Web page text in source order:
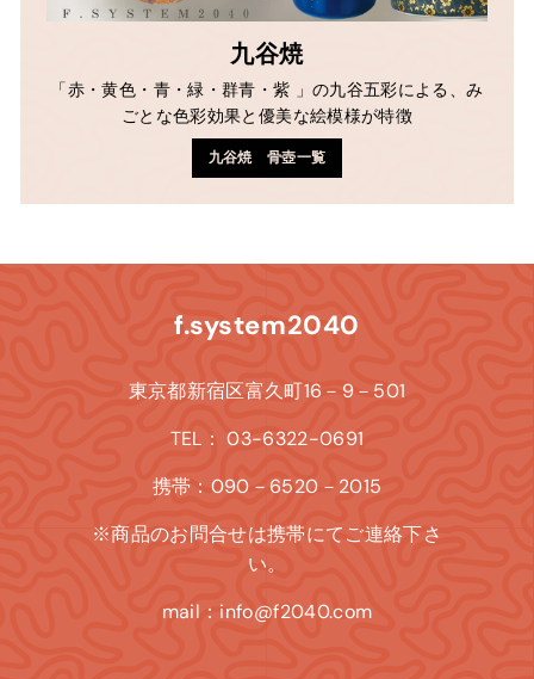
九谷焼
「赤・黄色・青・緑・群青・紫 」の九谷五彩による、み
ごとな色彩効果と優美な絵模様が特徴
九谷焼 骨壺一覧
f.system2040
東京都新宿区富久町16－9－501
TEL： 03-6322-0691
携帯：090－6520－2015
※商品のお問合せは携帯にてご連絡下さ
い。
mail：info@f2040.com